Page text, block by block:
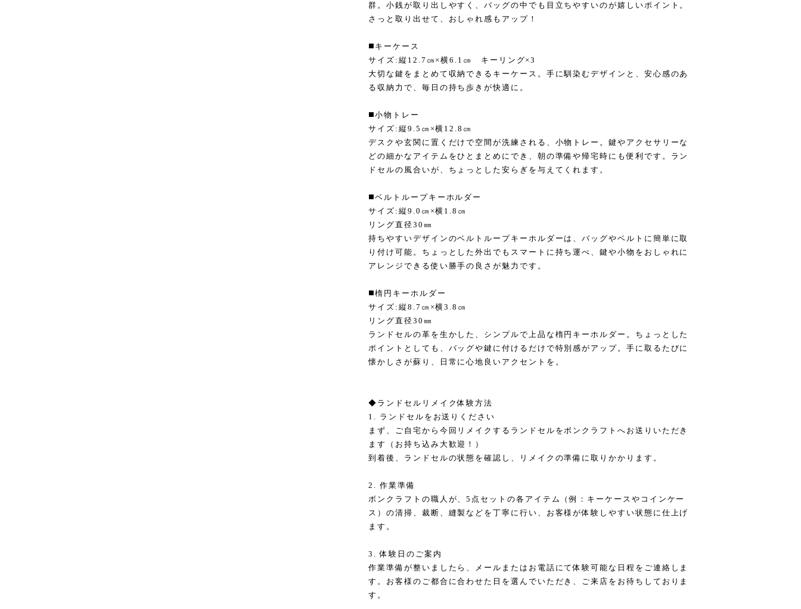
群。小銭が取り出しやすく、バッグの中でも目立ちやすいのが嬉しいポイント。
さっと取り出せて、おしゃれ感もアップ！
◼️キーケース
サイズ:縦12.7㎝×横6.1㎝ キーリング×3
大切な鍵をまとめて収納できるキーケース。手に馴染むデザインと、安心感のあ
る収納力で、毎日の持ち歩きが快適に。
◼️小物トレー
サイズ:縦9.5㎝×横12.8㎝
デスクや玄関に置くだけで空間が洗練される、小物トレー。鍵やアクセサリーな
どの細かなアイテムをひとまとめにでき、朝の準備や帰宅時にも便利です。ラン
ドセルの風合いが、ちょっとした安らぎを与えてくれます。
◼️ベルトループキーホルダー
サイズ:縦9.0㎝×横1.8㎝
リング直径30㎜
持ちやすいデザインのベルトループキーホルダーは、バッグやベルトに簡単に取
り付け可能。ちょっとした外出でもスマートに持ち運べ、鍵や小物をおしゃれに
アレンジできる使い勝手の良さが魅力です。
◼️楕円キーホルダー
サイズ:縦8.7㎝×横3.8㎝
リング直径30㎜
ランドセルの革を生かした、シンプルで上品な楕円キーホルダー。ちょっとした
ポイントとしても、バッグや鍵に付けるだけで特別感がアップ。手に取るたびに
懐かしさが蘇り、日常に心地良いアクセントを。
◆ランドセルリメイク体験方法
1. ランドセルをお送りください
まず、ご自宅から今回リメイクするランドセルをボンクラフトへお送りいただき
ます（お持ち込み大歓迎！）
到着後、ランドセルの状態を確認し、リメイクの準備に取りかかります。
2. 作業準備
ボンクラフトの職人が、5点セットの各アイテム（例：キーケースやコインケー
ス）の清掃、裁断、縫製などを丁寧に行い、お客様が体験しやすい状態に仕上げ
ます。
3. 体験日のご案内
作業準備が整いましたら、メールまたはお電話にて体験可能な日程をご連絡しま
す。お客様のご都合に合わせた日を選んでいただき、ご来店をお待ちしておりま
す。